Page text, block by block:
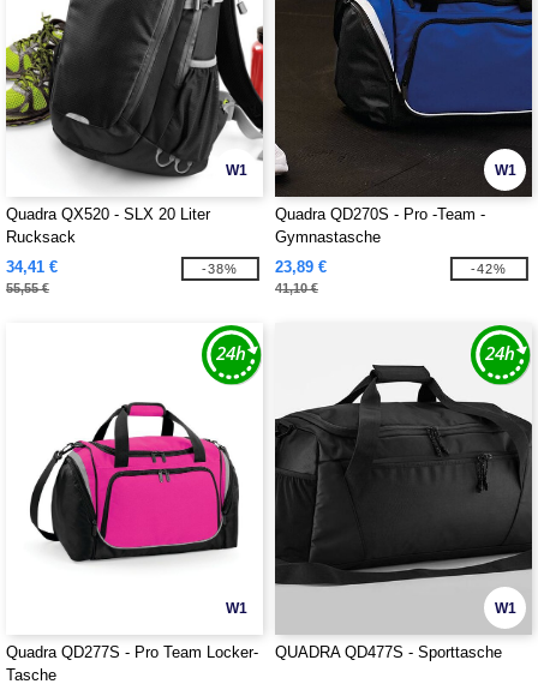
W1
Quadra QX520 - SLX 20 Liter
Rucksack
34,41 €
55,55 €
-38%
W1
Quadra QD270S - Pro -Team -
Gymnastasche
23,89 €
41,10 €
-42%
W1
Quadra QD277S - Pro Team Locker-
Tasche
W1
QUADRA QD477S - Sporttasche